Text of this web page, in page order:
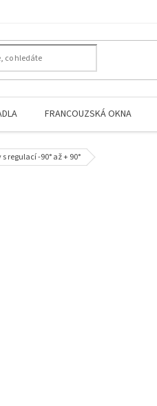
FRANCOUZSKÁ OKNA
regulací -90° až + 90°